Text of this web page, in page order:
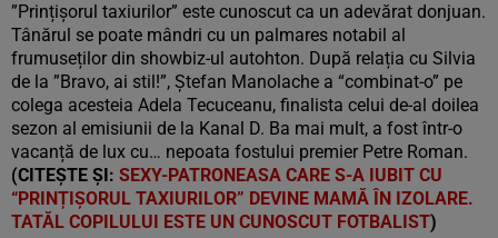
”Prințișorul taxiurilor” este cunoscut ca un adevărat donjuan.
Tânărul se poate mândri cu un palmares notabil al
frumuseților din showbiz-ul autohton. După relația cu Silvia
de la ”Bravo, ai stil!”, Ștefan Manolache a “combinat-o” pe
colega acesteia Adela Tecuceanu, finalista celui de-al doilea
sezon al emisiunii de la Kanal D. Ba mai mult, a fost într-o
vacanță de lux cu… nepoata fostului premier Petre Roman.
(CITEȘTE ȘI: SEXY-PATRONEASA CARE S-A IUBIT CU
“PRINȚIȘORUL TAXIURILOR” DEVINE MAMĂ ÎN IZOLARE.
TATĂL COPILULUI ESTE UN CUNOSCUT FOTBALIST)